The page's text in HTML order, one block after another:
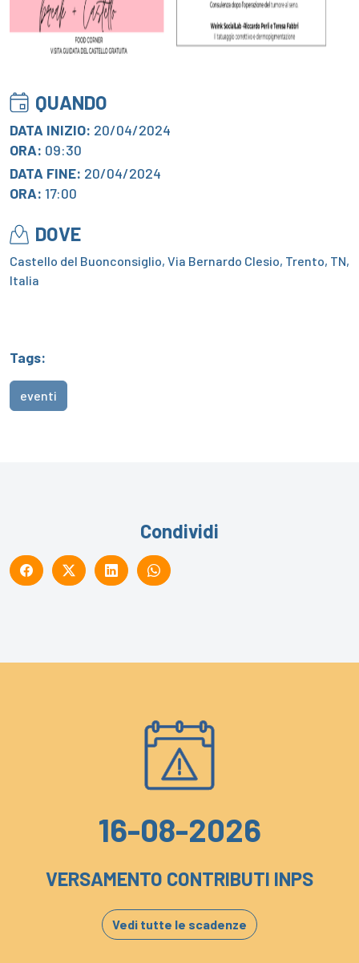
QUANDO
DATA INIZIO: 20/04/2024
ORA: 09:30
DATA FINE: 20/04/2024
ORA: 17:00
DOVE
Castello del Buonconsiglio, Via Bernardo Clesio, Trento, TN,
Italia
Tags:
eventi
Condividi
16-08-2026
VERSAMENTO CONTRIBUTI INPS
Vedi tutte le scadenze